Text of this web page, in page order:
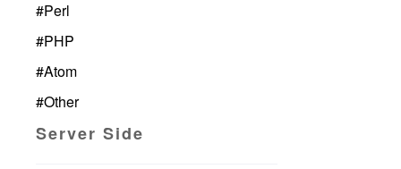
#Perl
#PHP
#Atom
#Other
Server Side